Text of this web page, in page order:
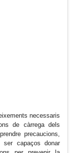
necessaris
de càrrega dels
precaucions,
capaços donar